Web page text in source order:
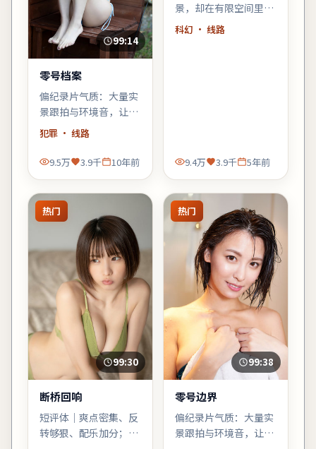
99:14
零号档案
偏纪录片气质：大量实
景跟拍与环境音，让观
众像旁听者一样进入故
事，犯罪元素退居为人
物的外壳。
犯罪· 线路
9.5万 3.9千 10年前
景，却在有限空间里堆
叠三代人的秘密——空
科幻 · 线路
9.4万 3.9千 5年前
热门
99:30
断桥回响
短评体｜爽点密集、反
转够狠、配乐加分；缺
热门
99:38
零号边界
偏纪录片气质：大量实
景跟拍与环境音，让观